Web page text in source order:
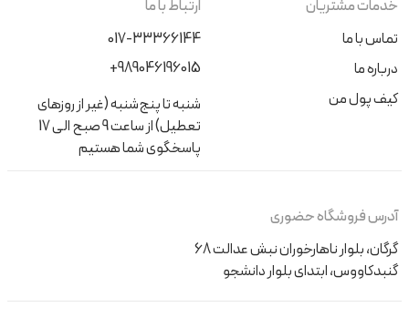
خدمات مشتریان
تماس با ما
درباره ما
کیف پول من
ارتباط با ما
017-33366144
+989046196015
شنبه تا پنج‌شنبه (غیر از روزهای
تعطیل) از ساعت 9 صبح الی 17
پاسخگوی شما هستیم
آدرس فروشگاه حضوری
گرگان، بلوار ناهارخوران نبش عدالت 68
گنبدکاووس، ابتدای بلوار دانشجو